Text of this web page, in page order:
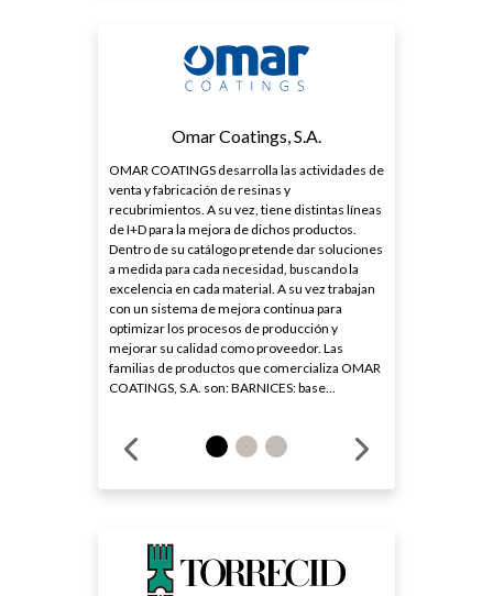
Omar Coatings, S.A.
OMAR COATINGS desarrolla las actividades de
venta y fabricación de resinas y
recubrimientos. A su vez, tiene distintas líneas
de I+D para la mejora de dichos productos.
Dentro de su catálogo pretende dar soluciones
a medida para cada necesidad, buscando la
excelencia en cada material. A su vez trabajan
con un sistema de mejora continua para
optimizar los procesos de producción y
mejorar su calidad como proveedor. Las
familias de productos que comercializa OMAR
COATINGS, S.A. son: BARNICES: base...